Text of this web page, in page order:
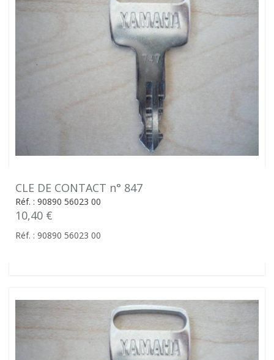
CLE DE CONTACT n° 847
Réf. : 90890 56023 00
10,40 €
Réf. : 90890 56023 00